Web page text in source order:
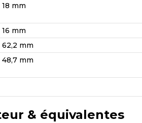
18 mm
16 mm
62,2 mm
48,7 mm
& équivalentes